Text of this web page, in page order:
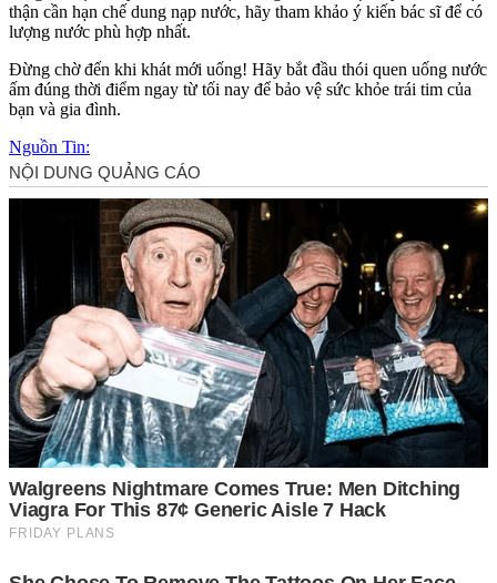
thận cần hạn chế dung nạp nước, hãy tham khảo ý kiến bác sĩ để có
lượng nước phù hợp nhất.
Đừng chờ đến khi khát mới uống! Hãy bắt đầu thói quen uống nước
ấm đúng thời điểm ngay từ tối nay để bảo vệ sức khỏe trái tim của
bạn và gia đình.
Nguồn Tin: